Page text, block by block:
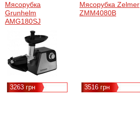
Мясорубка
Grunhelm
AMG180SJ
3263 грн
Мясорубка Zelmer
ZMM4080B
3516 грн